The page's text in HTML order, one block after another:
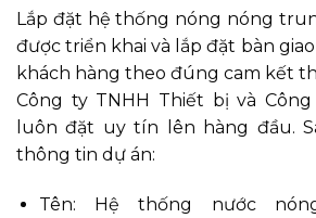
Lắp đặt hệ thống nóng nóng
được triển khai và lắp đặt bàn
khách hàng theo đúng cam kết
Công ty TNHH Thiết bị và
luôn đặt uy tín lên hàng đầu.
thông tin dự án:
Tên: Hệ thống nước